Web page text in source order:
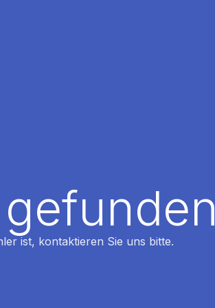
ist, kontaktieren Sie uns bitte.